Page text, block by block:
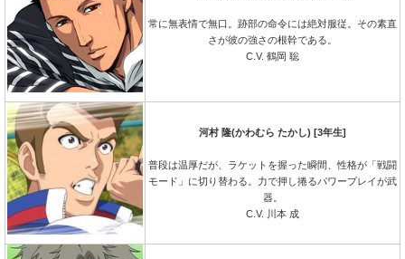
常に無表情で無口。跡部の命令には絶対服従。その素直
さが彼の強さの根幹である。
C.V. 鶴岡 聡
河村 隆(かわむら たかし) [3年生]
普段は温厚だが、ラケットを握った瞬間、性格が「戦闘
モード」に切り替わる。力で押し捲るパワープレイが武
器。
C.V. 川本 成